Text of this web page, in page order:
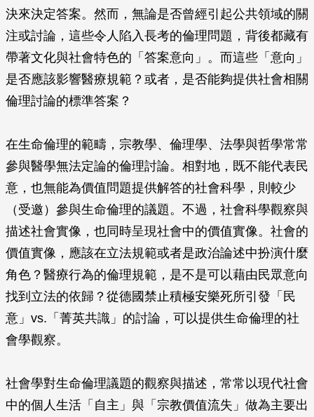
決來決定答案。然而，無論是否曾經引起公共領域的關
注或討論，這些令人陷入長考的倫理問題，背後都藏有
帶著文化與社會特色的「答案意向」。而這些「意向」
是否應該影響醫療規範？或者，是否能夠提供社會相關
倫理討論的標準答案？
在生命倫理的範疇，宗教學、倫理學、法學與哲學常常
參與醫學無法定論的倫理討論。相對地，既不能代表民
意，也無能為價值問題提供解答的社會科學，則較少
（受邀）參與生命倫理的議題。不過，社會科學觀察與
描述社會實像，也同時呈現社會中的價值實像。社會的
價值實像，應該在立法規範或者是政治論述中扮演什麼
角色？醫療行為的倫理規範，是不是可以藉由民眾意向
找到立法的依歸？從德國禁止積極安樂死所引發「民
意」vs.「菁英共識」的討論，可以提供生命倫理的社
會學觀察。
社會學對生命倫理議題的觀察與描述，常常以現代社會
中的個人生活「自主」與「宗教價值流失」做為主要出